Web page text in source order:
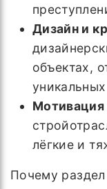
Дизайн и
объектах,
лёгкие и
Почему